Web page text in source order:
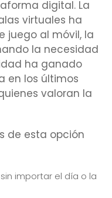
digital. La
virtuales ha
juego al móvil, la
la necesidad
ha ganado
en los últimos
valoran la
de esta opción
importar el día o la